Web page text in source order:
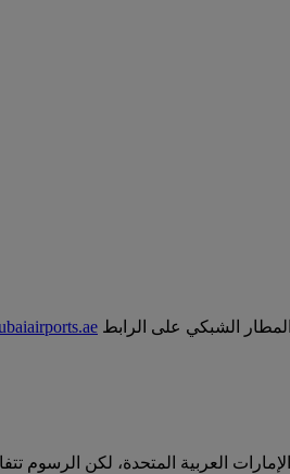
الشبكي على الرابط
العربية المتحدة، لكن الرسوم